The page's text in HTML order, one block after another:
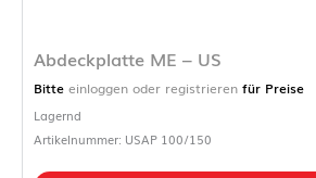
Abdeckplatte ME – US
Bitte einloggen oder registrieren für Preise
Lagernd
Artikelnummer: USAP 100/150